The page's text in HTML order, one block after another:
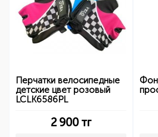
Перчатки велосипедные
детские цвет розовый
LCLK6586PL
2 900 тг